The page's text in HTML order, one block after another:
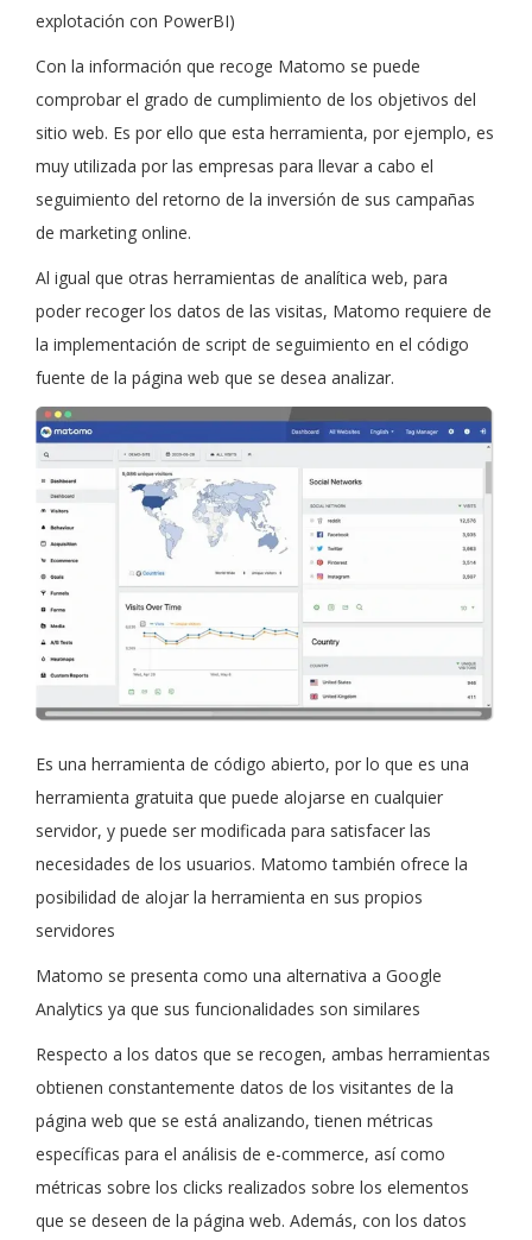
explotación con PowerBI)
Con la información que recoge Matomo se puede
comprobar el grado de cumplimiento de los objetivos del
sitio web. Es por ello que esta herramienta, por ejemplo, es
muy utilizada por las empresas para llevar a cabo el
seguimiento del retorno de la inversión de sus campañas
de marketing online.
Al igual que otras herramientas de analítica web, para
poder recoger los datos de las visitas, Matomo requiere de
la implementación de script de seguimiento en el código
fuente de la página web que se desea analizar.
Es una herramienta de código abierto, por lo que es una
herramienta gratuita que puede alojarse en cualquier
servidor, y puede ser modificada para satisfacer las
necesidades de los usuarios. Matomo también ofrece la
posibilidad de alojar la herramienta en sus propios
servidores
Matomo se presenta como una alternativa a Google
Analytics ya que sus funcionalidades son similares
Respecto a los datos que se recogen, ambas herramientas
obtienen constantemente datos de los visitantes de la
página web que se está analizando, tienen métricas
específicas para el análisis de e-commerce, así como
métricas sobre los clicks realizados sobre los elementos
que se deseen de la página web. Además, con los datos